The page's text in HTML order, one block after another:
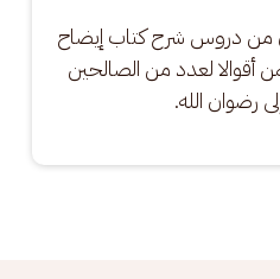
من دروس شرح كتاب إيضاح
أقوالا لعدد من الصالحين
رضوان الله.